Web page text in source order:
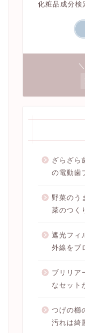
化粧品成分検
ざらざら
の電動歯
野菜のう
菜のつく
遮光フィ
外線をブ
ブリリア
なセット
つげの櫛
汚れは綺